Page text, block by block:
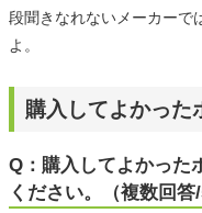
段聞きなれないメーカーで
よ。
購入してよかった
Q：購入してよかった
ください。（複数回答/